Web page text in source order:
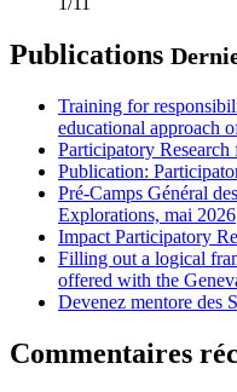
Publications
Training for
educational approach
Participatory Research
Publication:
Pré-Camps Général
Explorations, mai 2026
Impact Participatory
Filling out a logical
offered with the
Devenez mentore des
Commentaires